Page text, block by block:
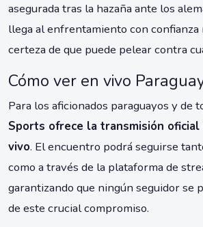
asegurada tras la hazaña ante los
llega al enfrentamiento con confianza
certeza de que puede pelear contra
Cómo ver en vivo
Para los aficionados paraguayos y de
Sports ofrece la transmisión
vivo. El encuentro podrá seguirse
como a través de la plataforma de
garantizando que ningún seguidor se
de este crucial compromiso.